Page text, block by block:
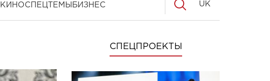
КИНОСПЕЦТЕМЫ БИЗНЕС UK
СПЕЦПРОЕКТЫ